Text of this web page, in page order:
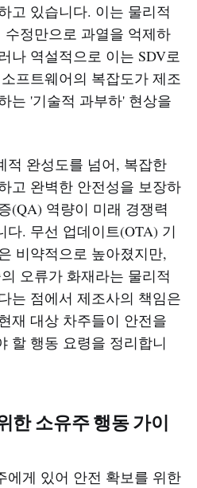
고 있습니다. 이는 물리적
정만으로 과열을 억제하
나 역설적으로 이는 SDV로
프트웨어의 복잡도가 제조
는 '기술적 과부하' 현상을
적 완성도를 넘어, 복잡한
고 완벽한 안전성을 보장하
(QA) 역량이 미래 경쟁력
다. 무선 업데이트(OTA) 기
비약적으로 높아졌지만,
오류가 화재라는 물리적
는 점에서 제조사의 책임은
재 대상 차주들이 안전을
할 행동 요령을 정리합니
한 소유주 행동 가이
에게 있어 안전 확보를 위한